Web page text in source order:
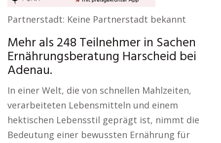
Partnerstadt: Keine Partnerstadt bekannt
Mehr als 248 Teilnehmer in Sachen
Ernährungsberatung Harscheid bei
Adenau.
In einer Welt, die von schnellen Mahlzeiten,
verarbeiteten Lebensmitteln und einem
hektischen Lebensstil geprägt ist, nimmt die
Bedeutung einer bewussten Ernährung für